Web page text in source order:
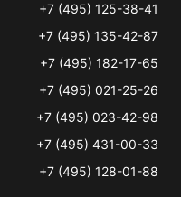
+7 (495) 125-38-41
+7 (495) 135-42-87
+7 (495) 182-17-65
+7 (495) 021-25-26
+7 (495) 023-42-98
+7 (495) 431-00-33
+7 (495) 128-01-88